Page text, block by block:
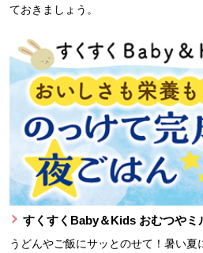
ておきましょう。
すくすくBaby＆Kids おむつやミ
うどんやご飯にサッとのせて！暑い